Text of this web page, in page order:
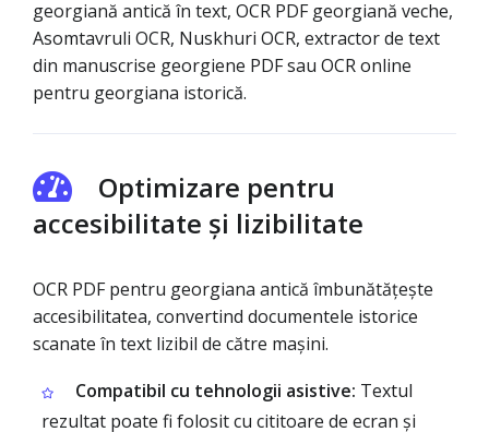
georgiană antică în text, OCR PDF georgiană veche,
Asomtavruli OCR, Nuskhuri OCR, extractor de text
din manuscrise georgiene PDF sau OCR online
pentru georgiana istorică.
Optimizare pentru
accesibilitate și lizibilitate
OCR PDF pentru georgiana antică îmbunătățește
accesibilitatea, convertind documentele istorice
scanate în text lizibil de către mașini.
Compatibil cu tehnologii asistive: Textul
rezultat poate fi folosit cu cititoare de ecran și